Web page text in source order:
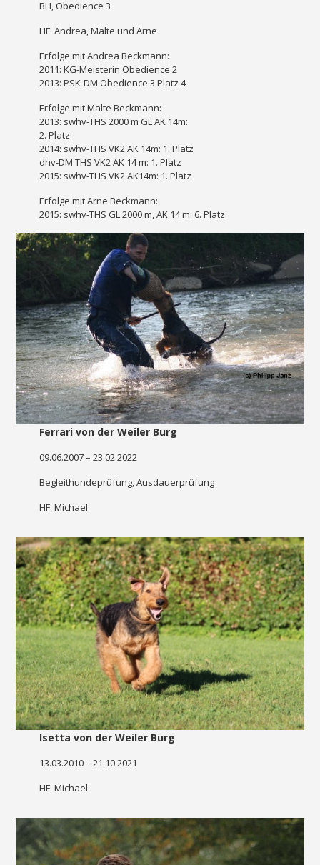
BH, Obedience 3
HF: Andrea, Malte und Arne
Erfolge mit Andrea Beckmann:
2011: KG-Meisterin Obedience 2
2013: PSK-DM Obedience 3 Platz 4
Erfolge mit Malte Beckmann:
2013: swhv-THS 2000 m GL AK 14m:
2. Platz
2014: swhv-THS VK2 AK 14m: 1. Platz
dhv-DM THS VK2 AK 14 m: 1. Platz
2015: swhv-THS VK2 AK14m: 1. Platz
Erfolge mit Arne Beckmann:
2015: swhv-THS GL 2000 m, AK 14 m: 6. Platz
Ferrari von der Weiler Burg
09.06.2007 – 23.02.2022
Begleithundeprüfung, Ausdauerprüfung
HF: Michael
Isetta von der Weiler Burg
13.03.2010 – 21.10.2021
HF: Michael